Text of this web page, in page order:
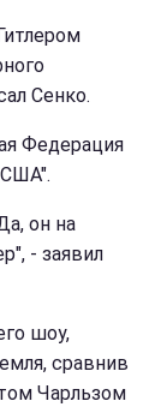
Сенко.
Федерация
США".
он на
- заявил
шоу,
сравнив
Чарльзом